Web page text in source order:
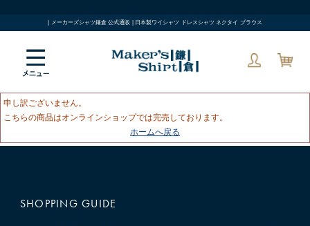
| メーカーズシャツ鎌倉 公式通販 | 日本製ワイシャツ ドレスシャツ ネクタイ ブラウス
申し訳ございません。
こちらの商品はオンラインショップでは完売しております。
ホームへ戻る
SHOPPING GUIDE